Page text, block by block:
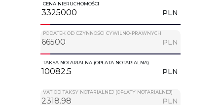
CENA NIERUCHOMOŚCI
PLN
PODATEK OD CZYNNOŚCI CYWILNO-PRAWNYCH
PLN
TAKSA NOTARIALNA (OPŁATA NOTARIALNA)
PLN
VAT OD TAKSY NOTARIALNEJ (OPŁATY NOTARIALNEJ)
PLN